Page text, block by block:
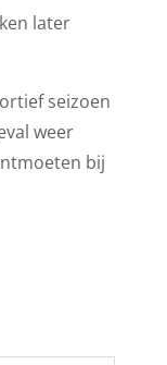
later
seizoen
weer
bij